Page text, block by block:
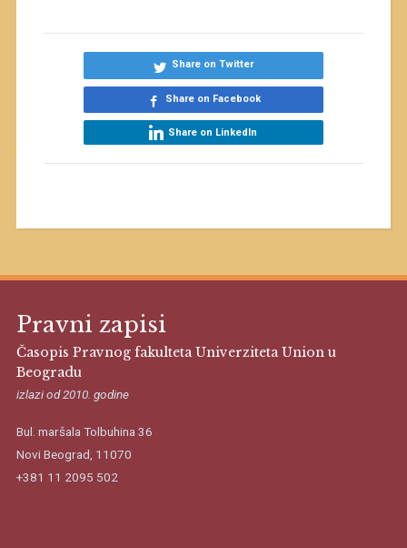
Share on Twitter
Share on Facebook
Share on LinkedIn
Pravni zapisi
Časopis Pravnog fakulteta Univerziteta Union u
Beogradu
izlazi od 2010. godine
Bul. maršala Tolbuhina 36
Novi Beograd, 11070
+381 11 2095 502